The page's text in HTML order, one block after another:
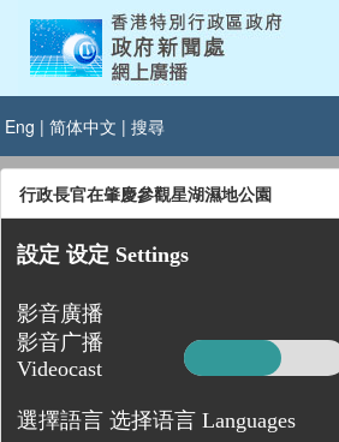
Eng | 简体中文 | 搜尋
行政長官在肇慶參觀星湖濕地公園